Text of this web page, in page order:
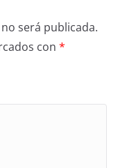
será publicada.
con *